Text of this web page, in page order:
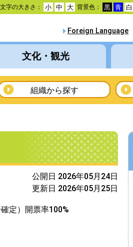
本
文
動
文字の大きさ： 小 中 大 背景色： 黒 青 白
Foreign Language
文化・観光
組織から探す
公開日 2026年05月24日
更新日 2026年05月25日
定）開票率100%